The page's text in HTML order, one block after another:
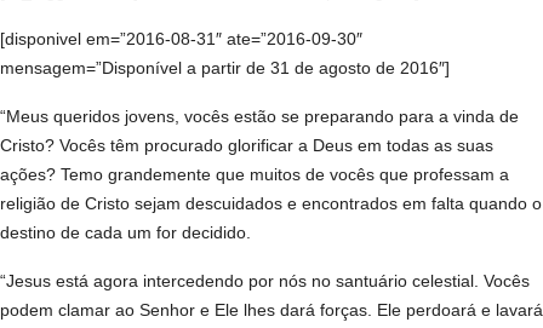
[disponivel em=”2016-08-31″ ate=”2016-09-30″
mensagem=”Disponível a partir de 31 de agosto de 2016″]
“Meus queridos jovens, vocês estão se preparando para a vinda de
Cristo? Vocês têm procurado glorificar a Deus em todas as suas
ações? Temo grandemente que muitos de vocês que professam a
religião de Cristo sejam descuidados e encontrados em falta quando o
destino de cada um for decidido.
“Jesus está agora intercedendo por nós no santuário celestial. Vocês
podem clamar ao Senhor e Ele lhes dará forças. Ele perdoará e lavará